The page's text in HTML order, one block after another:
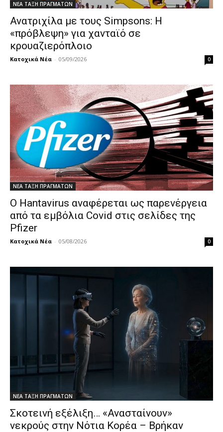
ΝΕΑ ΤΑΞΗ ΠΡΑΓΜΑΤΩΝ
Ανατριχίλα με τους Simpsons: Η
«πρόβλεψη» για χανταϊό σε
κρουαζιερόπλοιο
Κατοχικά Νέα - 05/09/2026 0
ΝΕΑ ΤΑΞΗ ΠΡΑΓΜΑΤΩΝ
Ο Hantavirus αναφέρεται ως παρενέργεια
από τα εμβόλια Covid στις σελίδες της
Pfizer
Κατοχικά Νέα - 05/08/2026 0
ΝΕΑ ΤΑΞΗ ΠΡΑΓΜΑΤΩΝ
Σκοτεινή εξέλιξη… «Ανασταίνουν»
νεκρούς στην Νότια Κορέα – Βρήκαν